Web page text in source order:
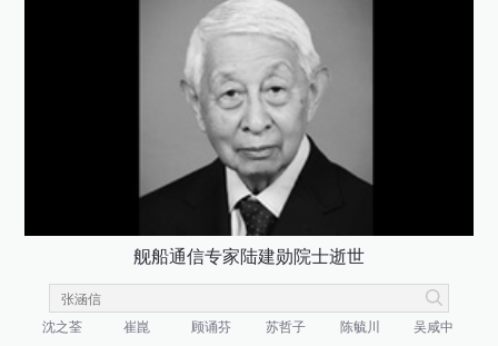
舰船通信专家陆建勋院士逝世
沈之荃 崔崑 顾诵芬 苏哲子 陈毓川
吴咸中